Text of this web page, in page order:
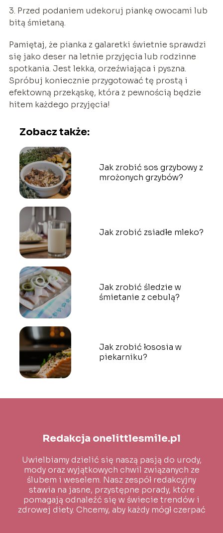
3. Przed podaniem udekoruj piankę owocami lub
bitą śmietaną.
Pamiętaj, że pianka z galaretki świetnie sprawdzi
się jako deser na letnie przyjęcia lub rodzinne
spotkania. Jest lekka, orzeźwiająca i pyszna.
Spróbuj koniecznie przygotować tę prostą i
efektowną przekąskę, która z pewnością będzie
hitem każdego przyjęcia!
Zobacz także:
Jak zrobić sos grzybowy z
mrożonych grzybów?
Jak zrobić zsiadłe mleko?
Jak zrobić śledzie w
śmietanie z cebulą?
Jak zrobić łososia w
piekarniku?
Redakcja onelittlesmile.pl
Uwielbiamy dzielić się naszą pasją do urody,
mody oraz wyjątkowych chwil związanych ze
ślubem i weselem. Nasz zespół redakcyjny
stawia na jasne, przystępne porady, które
pomagają odnaleźć się w świecie trendów i
zdrowej diety. Chcemy, aby każdy mógł czerpać